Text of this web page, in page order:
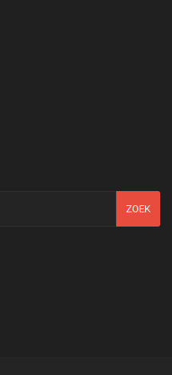
ZOEK